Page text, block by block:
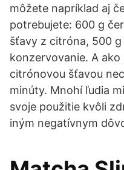
môžete napríklad aj
potrebujete: 600 g
šťavy z citróna, 500
konzervovanie. A
citrónovou šťavou
minúty. Mnohí ľudia
svoje použitie kvôli
iným negatívnym